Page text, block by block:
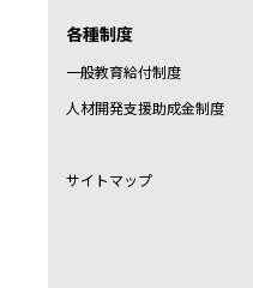
各種制度
一般教育給付制度
人材開発支援助成金制度
サイトマップ